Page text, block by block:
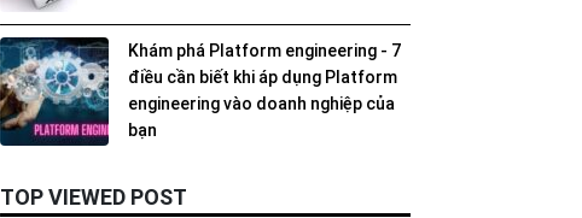
Khám phá Platform engineering - 7
điều cần biết khi áp dụng Platform
engineering vào doanh nghiệp của
bạn
TOP VIEWED POST